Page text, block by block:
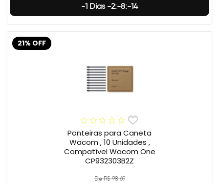
-1 Dias -2:-8:-15
21% OFF
Ponteiras para Caneta
Wacom , 10 Unidades ,
Compatível Wacom One
CP932303B2Z
De R$ 98,69